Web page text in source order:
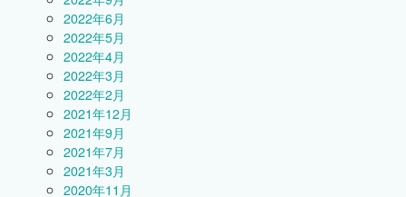
2022年6月
2022年5月
2022年4月
2022年3月
2022年2月
2021年12月
2021年9月
2021年7月
2021年3月
2020年11月